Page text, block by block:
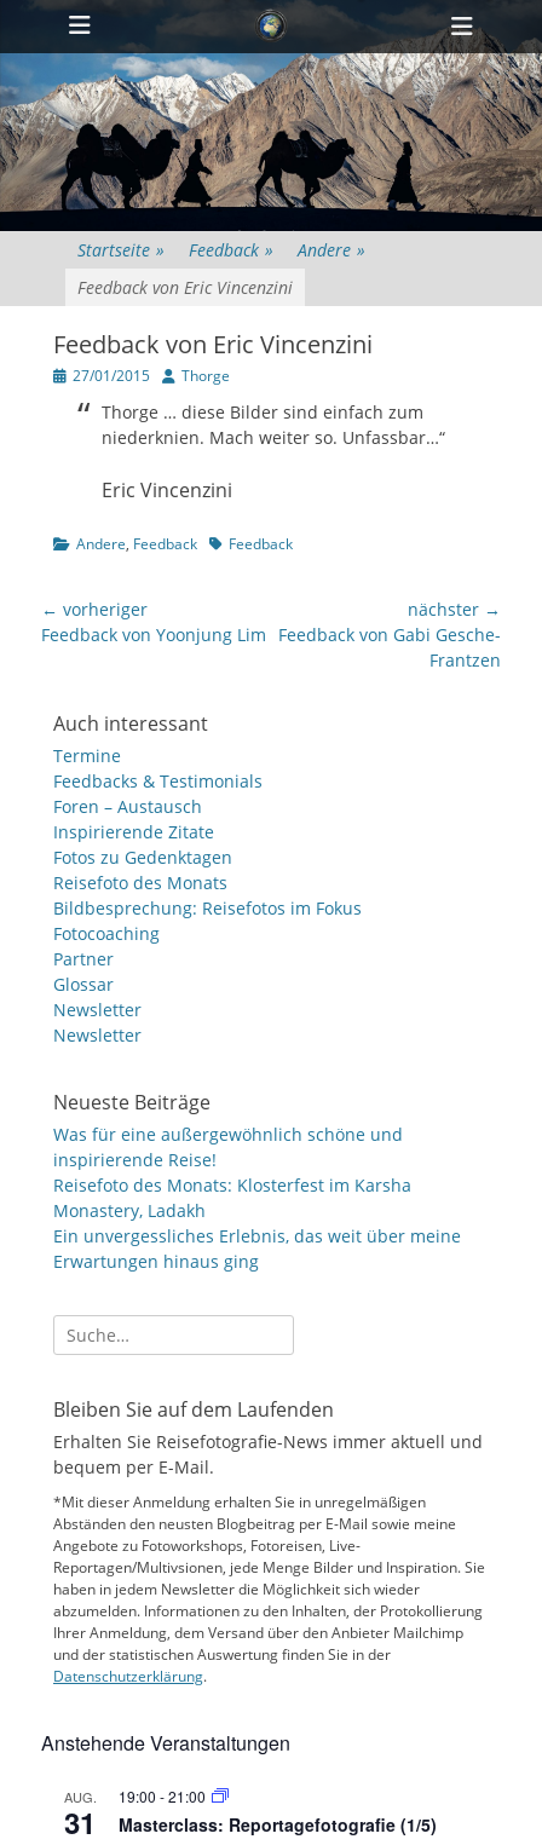
zum
Inhalt
überspringen
Primärmenü
Startseite » Feedback » Andere »
Feedback von Eric Vincenzini
Feedback von Eric Vincenzini
Veröffentlicht
27/01/2015 Author
Thorge
Thorge … diese Bilder sind einfach zum
niederknien. Mach weiter so. Unfassbar…“
Eric Vincenzini
Kategorien
Andere, Feedback TagsFeedback
Beitragsnavigation
← vorheriger
Vorheriger
Feedback von Yoonjung Lim
nächster →
nächster
Feedback von Gabi Gesche-
Frantzen
Auch interessant
Termine
Feedbacks & Testimonials
Foren – Austausch
Inspirierende Zitate
Fotos zu Gedenktagen
Reisefoto des Monats
Bildbesprechung: Reisefotos im Fokus
Fotocoaching
Partner
Glossar
Newsletter
Newsletter
Neueste Beiträge
Was für eine außergewöhnlich schöne und
inspirierende Reise!
Reisefoto des Monats: Klosterfest im Karsha
Monastery, Ladakh
Ein unvergessliches Erlebnis, das weit über meine
Erwartungen hinaus ging
Suche
nach:
Bleiben Sie auf dem Laufenden
Erhalten Sie Reisefotografie-News immer aktuell und
bequem per E-Mail.
*Mit dieser Anmeldung erhalten Sie in unregelmäßigen
Abständen den neusten Blogbeitrag per E-Mail sowie meine
Angebote zu Fotoworkshops, Fotoreisen, Live-
Reportagen/Multivsionen, jede Menge Bilder und Inspiration. Sie
haben in jedem Newsletter die Möglichkeit sich wieder
abzumelden. Informationen zu den Inhalten, der Protokollierung
Ihrer Anmeldung, dem Versand über den Anbieter Mailchimp
und der statistischen Auswertung finden Sie in der
Datenschutzerklärung.
Anstehende Veranstaltungen
AUG.
31
19:00 -21:00
Masterclass: Reportagefotografie (1/5)